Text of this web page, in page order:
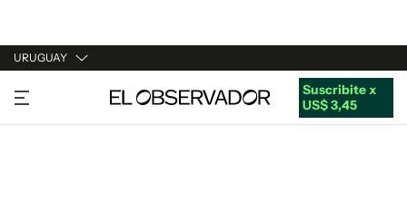
URUGUAY
URUGUAY
ARGENTINA
Suscribite x
US$ 3,45